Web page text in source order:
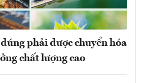
phải được chuyển hóa
chất lượng cao